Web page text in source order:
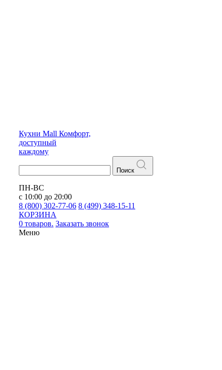
Кухни Mall Комфорт,
доступный
каждому
Поиск
ПН-ВС
с 10:00 до 20:00
8 (800) 302-77-06 8 (499) 348-15-11
КОРЗИНА
0 товаров. Заказать звонок
Меню